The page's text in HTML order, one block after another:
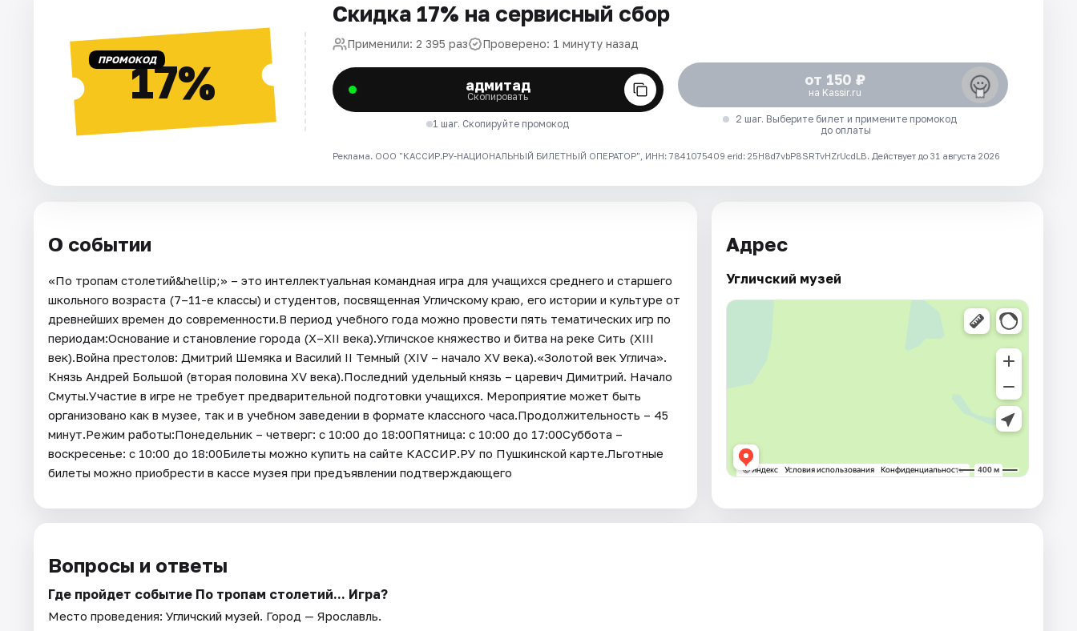
ПРОМОКОД17%
Скидка 17% на сервисный сбор
Применили: 2 395 раз Проверено: 1 минуту назад
адмитад
Скопировать
1 шаг. Скопируйте промокод
от 150 ₽
на Kassir.ru
2 шаг. Выберите билет и примените промокод
до оплаты
Реклама. ООО "КАССИР.РУ-НАЦИОНАЛЬНЫЙ БИЛЕТНЫЙ ОПЕРАТОР", ИНН: 7841075409 erid: 25H8d7vbP8SRTvHZrUcdLB. Действует до 31 августа 2026
О событии
«По тропам столетий&hellip;» – это интеллектуальная командная игра для учащихся среднего и старшего
школьного возраста (7–11-е классы) и студентов, посвященная Угличскому краю, его истории и культуре от
древнейших времен до современности.В период учебного года можно провести пять тематических игр по
периодам:Основание и становление города (X–XII века).Угличское княжество и битва на реке Сить (XIII
век).Война престолов: Дмитрий Шемяка и Василий II Темный (XIV – начало XV века).«Золотой век Углича».
Князь Андрей Большой (вторая половина XV века).Последний удельный князь – царевич Димитрий. Начало
Смуты.Участие в игре не требует предварительной подготовки учащихся. Мероприятие может быть
организовано как в музее, так и в учебном заведении в формате классного часа.Продолжительность – 45
минут.Режим работы:Понедельник – четверг: с 10:00 до 18:00Пятница: с 10:00 до 17:00Суббота –
воскресенье: с 10:00 до 18:00Билеты можно купить на сайте КАССИР.РУ по Пушкинской карте.Льготные
билеты можно приобрести в кассе музея при предъявлении подтверждающего
Адрес
Угличский музей
Вопросы и ответы
Где пройдет событие По тропам столетий... Игра?
Место проведения: Угличский музей. Город — Ярославль.